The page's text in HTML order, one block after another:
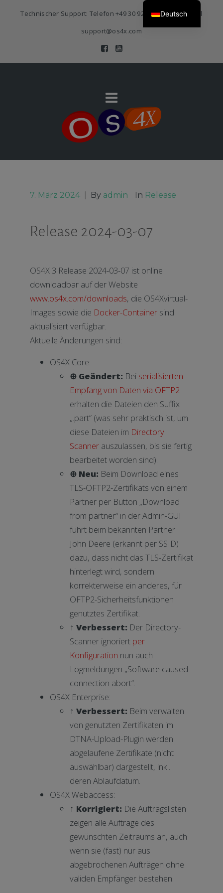
Technischer Support: Telefon+49 30 920 383 3468| E-Mail
support@os4x.com
7. März 2024 By admin In Release
Release 2024-03-07
OS4X 3 Release 2024-03-07 ist online
downloadbar auf der Website
www.os4x.com/downloads, die OS4Xvirtual-
Images sowie die Docker-Container sind
aktualisiert verfügbar.
Aktuelle Änderungen sind:
OS4X Core:
⊕ Geändert: Bei serialisierten
Empfang von Daten via OFTP2
erhalten die Dateien den Suffix
„.part“ (was sehr praktisch ist, um
diese Dateien im Directory
Scanner auszulassen, bis sie fertig
bearbeitet worden sind).
⊕ Neu: Beim Download eines
TLS-OFTP2-Zertifikats von einem
Partner per Button „Download
from partner“ in der Admin-GUI
führt beim bekannten Partner
John Deere (erkannt per SSID)
dazu, dass nicht das TLS-Zertifikat
hinterlegt wird, sondern
korrekterweise ein anderes, für
OFTP2-Sicherheitsfunktionen
genutztes Zertifikat.
↑ Verbessert: Der Directory-
Scanner ignoriert per
Konfiguration nun auch
Logmeldungen „Software caused
connection abort“.
OS4X Enterprise:
↑ Verbessert: Beim verwalten
von genutzten Zertifikaten im
DTNA-Upload-Plugin werden
abgelaufene Zertifikate (nicht
auswählbar) dargestellt, inkl.
deren Ablaufdatum.
OS4X Webaccess:
↑ Korrigiert: Die Auftragslisten
zeigen alle Aufträge des
gewünschten Zeitraums an, auch
wenn sie (fast) nur aus
abgebrochenen Aufträgen ohne
validen Empfänger bestehen.
Deutsch